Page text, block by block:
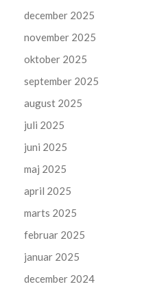
december 2025
november 2025
oktober 2025
september 2025
august 2025
juli 2025
juni 2025
maj 2025
april 2025
marts 2025
februar 2025
januar 2025
december 2024